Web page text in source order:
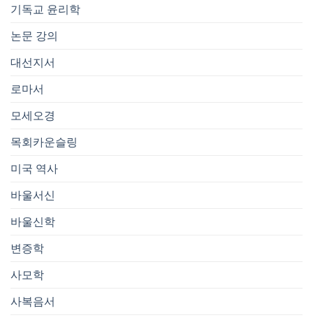
기독교 윤리학
논문 강의
대선지서
로마서
모세오경
목회카운슬링
미국 역사
바울서신
바울신학
변증학
사모학
사복음서